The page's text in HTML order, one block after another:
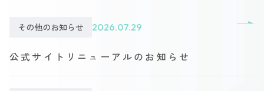
その他のお知らせ 2026.07.29
公式サイトリニューアルのお知らせ